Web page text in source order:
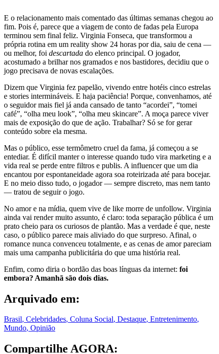
E o relacionamento mais comentado das últimas semanas chegou ao
fim. Pois é, parece que a viagem de conto de fadas pela Europa
terminou sem final feliz. Virginia Fonseca, que transformou a
própria rotina em um reality show 24 horas por dia, saiu de cena —
ou melhor, foi descartada do elenco principal. O jogador,
acostumado a brilhar nos gramados e nos bastidores, decidiu que o
jogo precisava de novas escalações.
Dizem que Virginia fez papelão, vivendo entre hotéis cinco estrelas
e stories intermináveis. E haja paciência! Porque, convenhamos, até
o seguidor mais fiel já anda cansado de tanto “acordei”, “tomei
café”, “olha meu look”, “olha meu skincare”. A moça parece viver
mais de exposição do que de ação. Trabalhar? Só se for gerar
conteúdo sobre ela mesma.
Mas o público, esse termômetro cruel da fama, já começou a se
entediar. É difícil manter o interesse quando tudo vira marketing e a
vida real se perde entre filtros e publis. A influencer que um dia
encantou por espontaneidade agora soa roteirizada até para bocejar.
E no meio disso tudo, o jogador — sempre discreto, mas nem tanto
— tratou de seguir o jogo.
No amor e na mídia, quem vive de like morre de unfollow. Virginia
ainda vai render muito assunto, é claro: toda separação pública é um
prato cheio para os curiosos de plantão. Mas a verdade é que, neste
caso, o público parece mais aliviado do que surpreso. Afinal, o
romance nunca convenceu totalmente, e as cenas de amor pareciam
mais uma campanha publicitária do que uma história real.
Enfim, como diria o bordão das boas línguas da internet: foi
embora? Amanhã são dois dias.
Arquivado em:
Brasil, Celebridades, Coluna Social, Destaque, Entretenimento,
Mundo, Opinião
Compartilhe AGORA: